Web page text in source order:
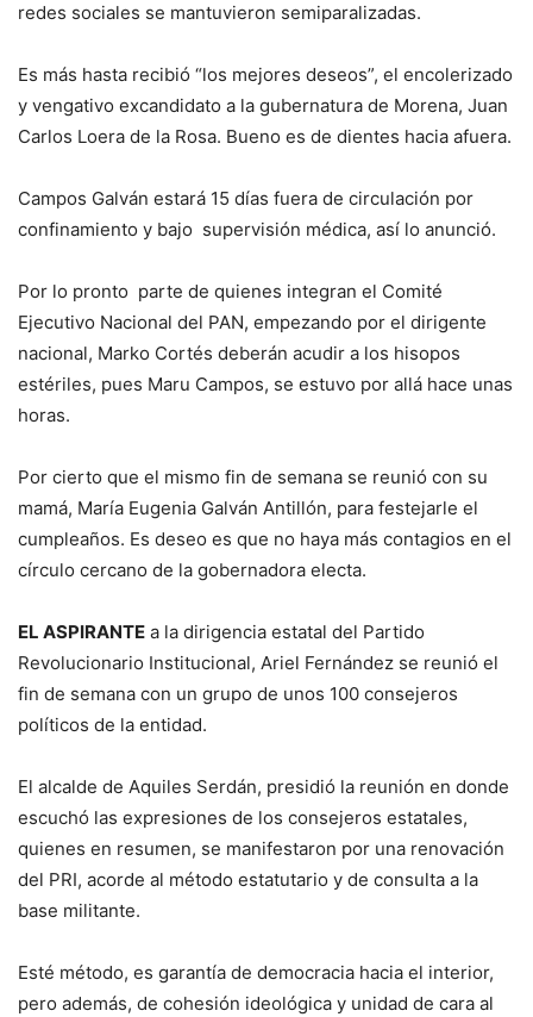
redes sociales se mantuvieron semiparalizadas.
Es más hasta recibió “los mejores deseos”, el encolerizado
y vengativo excandidato a la gubernatura de Morena, Juan
Carlos Loera de la Rosa. Bueno es de dientes hacia afuera.
Campos Galván estará 15 días fuera de circulación por
confinamiento y bajo supervisión médica, así lo anunció.
Por lo pronto parte de quienes integran el Comité
Ejecutivo Nacional del PAN, empezando por el dirigente
nacional, Marko Cortés deberán acudir a los hisopos
estériles, pues Maru Campos, se estuvo por allá hace unas
horas.
Por cierto que el mismo fin de semana se reunió con su
mamá, María Eugenia Galván Antillón, para festejarle el
cumpleaños. Es deseo es que no haya más contagios en el
círculo cercano de la gobernadora electa.
EL ASPIRANTE a la dirigencia estatal del Partido
Revolucionario Institucional, Ariel Fernández se reunió el
fin de semana con un grupo de unos 100 consejeros
políticos de la entidad.
El alcalde de Aquiles Serdán, presidió la reunión en donde
escuchó las expresiones de los consejeros estatales,
quienes en resumen, se manifestaron por una renovación
del PRI, acorde al método estatutario y de consulta a la
base militante.
Esté método, es garantía de democracia hacia el interior,
pero además, de cohesión ideológica y unidad de cara al